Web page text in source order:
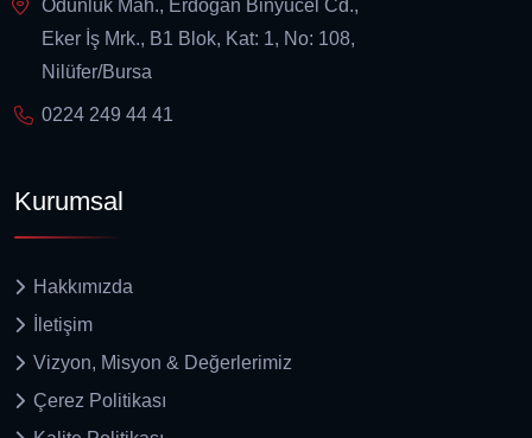
Odunluk Mah., Erdoğan Binyücel Cd.,
Eker İş Mrk., B1 Blok, Kat: 1, No: 108,
Nilüfer/Bursa
0224 249 44 41
Kurumsal
Hakkımızda
İletişim
Vizyon, Misyon & Değerlerimiz
Çerez Politikası